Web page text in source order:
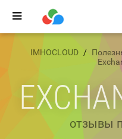
IMHOCLOUD
отзывы